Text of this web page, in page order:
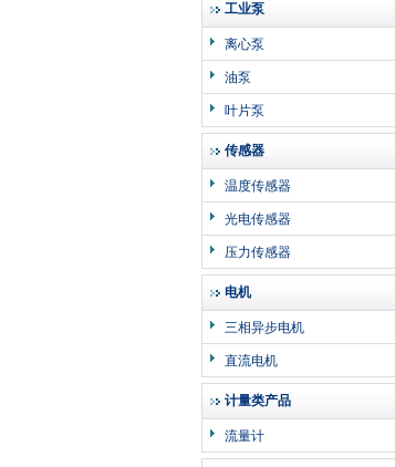
工业泵
离心泵
油泵
叶片泵
传感器
温度传感器
光电传感器
压力传感器
电机
三相异步电机
直流电机
计量类产品
流量计